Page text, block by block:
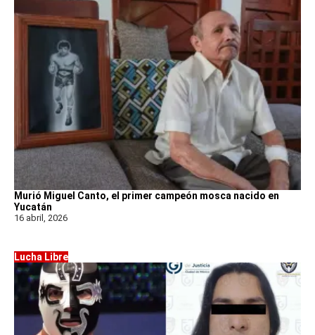
Murió Miguel Canto, el primer campeón mosca nacido en
Yucatán
16 abril, 2026
Lucha Libre